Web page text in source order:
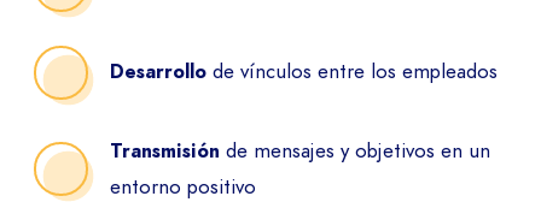
Desarrollo de vínculos entre los empleados
Transmisión de mensajes y objetivos en un
entorno positivo